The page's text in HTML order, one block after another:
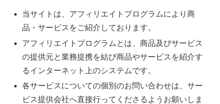
当サイトは、アフィリエイトプログラムにより商
品・サービスをご紹介しております。
アフィリエイトプログラムとは、商品及びサービス
の提供元と業務提携を結び商品やサービスを紹介す
るインターネット上のシステムです。
各サービスについての個別のお問い合わせは、サー
ビス提供会社へ直接行ってくださるようお願いしま